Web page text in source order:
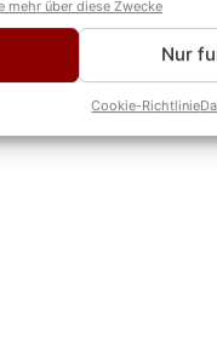
mehr über diese Zwecke
Nur
Cookie-Richtlinie
tolle Interview!